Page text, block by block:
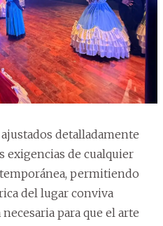
detalladamente
exigencias de cualquier
permitiendo
del lugar conviva
para que el arte